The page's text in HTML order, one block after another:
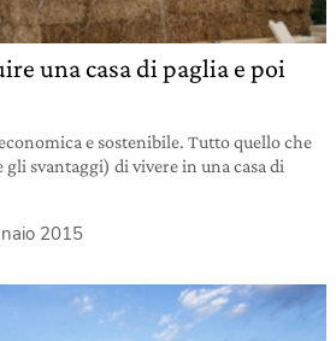
una casa di paglia e poi
e sostenibile. Tutto quello che
gli svantaggi) di vivere in una casa di
2015